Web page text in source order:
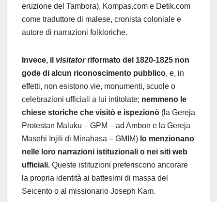
eruzione del Tambora), Kompas.com e Detik.com
come traduttore di malese, cronista coloniale e
autore di narrazioni folkloriche.
Invece, il visitator riformato del 1820-1825 non
gode di alcun riconoscimento pubblico, e, in
effetti, non esistono vie, monumenti, scuole o
celebrazioni ufficiali a lui intitolate; nemmeno le
chiese storiche che visitò e ispezionò (la Gereja
Protestan Maluku – GPM – ad Ambon e la Gereja
Masehi Injili di Minahasa – GMIM) lo menzionano
nelle loro narrazioni istituzionali o nei siti web
ufficiali. Queste istituzioni preferiscono ancorare
la propria identità ai battesimi di massa del
Seicento o al missionario Joseph Kam.